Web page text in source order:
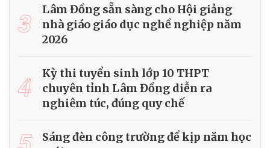
3
Lâm Đồng sẵn sàng cho Hội giảng
nhà giáo giáo dục nghề nghiệp năm
2026
4
Kỳ thi tuyển sinh lớp 10 THPT
chuyên tỉnh Lâm Đồng diễn ra
nghiêm túc, đúng quy chế
Sáng đèn công trường để kịp năm học